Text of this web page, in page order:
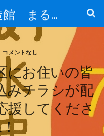
美と健康の創造館 まるとみ薬品 ぐんまの薬屋 芳さんのブログ
コメントなし
にお住いの皆
みチラシが配
援してくださ